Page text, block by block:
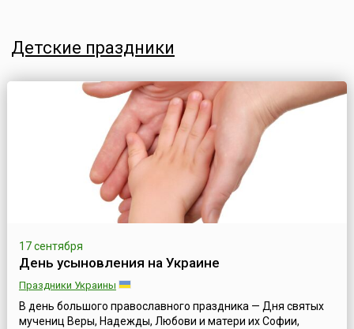
Детские праздники
17 сентября
День усыновления на Украине
Праздники Украины
В день большого православного праздника — Дня святых
мучениц Веры, Надежды, Любови и матери их Софии,